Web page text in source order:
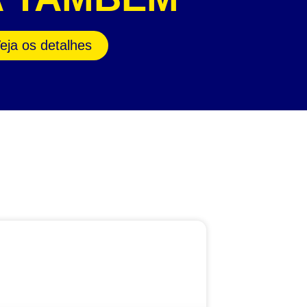
os detalhes